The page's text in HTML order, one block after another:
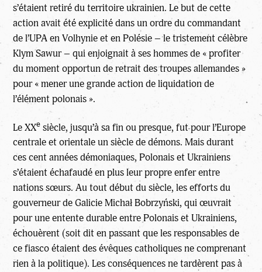
s’étaient retiré du territoire ukrainien. Le but de cette
action avait été explicité dans un ordre du commandant
de l’UPA en Volhynie et en Polésie – le tristement célèbre
Klym Sawur – qui enjoignait à ses hommes de « profiter
du moment opportun de retrait des troupes allemandes »
pour « mener une grande action de liquidation de
l’élément polonais ».
Le XXe siècle, jusqu’à sa fin ou presque, fut pour l’Europe
centrale et orientale un siècle de démons. Mais durant
ces cent années démoniaques, Polonais et Ukrainiens
s’étaient échafaudé en plus leur propre enfer entre
nations sœurs. Au tout début du siècle, les efforts du
gouverneur de Galicie Michał Bobrzyński, qui œuvrait
pour une entente durable entre Polonais et Ukrainiens,
échouèrent (soit dit en passant que les responsables de
ce fiasco étaient des évêques catholiques ne comprenant
rien à la politique). Les conséquences ne tardèrent pas à